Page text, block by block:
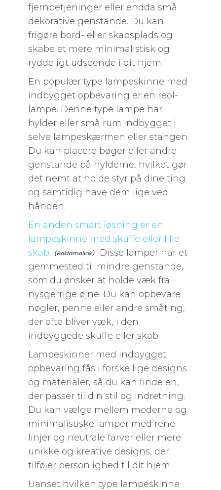
fjernbetjeninger eller endda små
dekorative genstande. Du kan
frigøre bord- eller skabsplads og
skabe et mere minimalistisk og
ryddeligt udseende i dit hjem.
En populær type lampeskinne med
indbygget opbevaring er en reol-
lampe. Denne type lampe har
hylder eller små rum indbygget i
selve lampeskærmen eller stangen.
Du kan placere bøger eller andre
genstande på hylderne, hvilket gør
det nemt at holde styr på dine ting
og samtidig have dem lige ved
hånden.
En anden smart løsning er en
lampeskinne med skuffe eller lille
skab.
Disse lamper har et
gemmested til mindre genstande,
som du ønsker at holde væk fra
nysgerrige øjne. Du kan opbevare
nøgler, penne eller andre småting,
der ofte bliver væk, i den
indbyggede skuffe eller skab.
Lampeskinner med indbygget
opbevaring fås i forskellige designs
og materialer, så du kan finde en,
der passer til din stil og indretning.
Du kan vælge mellem moderne og
minimalistiske lamper med rene
linjer og neutrale farver eller mere
unikke og kreative designs, der
tilføjer personlighed til dit hjem.
Uanset hvilken type lampeskinne